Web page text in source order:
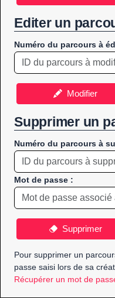
Editer un
Numéro du parcours à
Modifier
Supprimer un
Numéro du parcours à
Mot de passe :
Supprimer
Pour supprimer un
passe saisi lors de sa
Récupérer un mot de